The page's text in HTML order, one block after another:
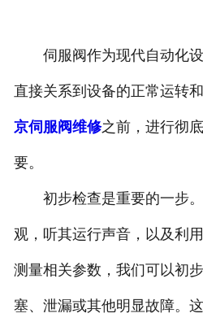
伺服阀作为现代自动化设
直接关系到设备的正常运转
京伺服阀维修之前，进行彻
要。
初步检查是重要的一步。
观，听其运行声音，以及利
测量相关参数，我们可以初
塞、泄漏或其他明显故障。